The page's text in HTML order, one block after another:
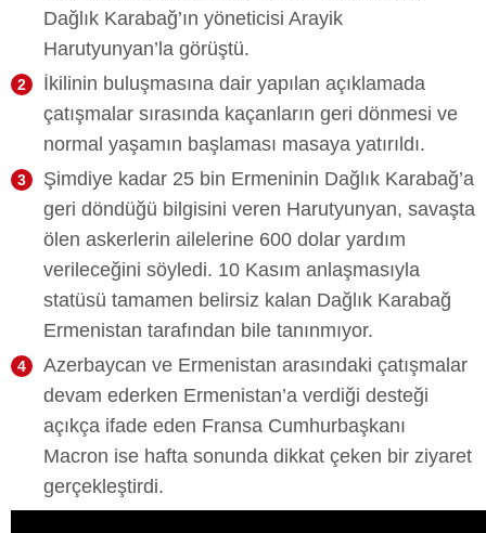
Dağlık Karabağ’ın yöneticisi Arayik
Harutyunyan’la görüştü.
İkilinin buluşmasına dair yapılan açıklamada
çatışmalar sırasında kaçanların geri dönmesi ve
normal yaşamın başlaması masaya yatırıldı.
Şimdiye kadar 25 bin Ermeninin Dağlık Karabağ’a
geri döndüğü bilgisini veren Harutyunyan, savaşta
ölen askerlerin ailelerine 600 dolar yardım
verileceğini söyledi. 10 Kasım anlaşmasıyla
statüsü tamamen belirsiz kalan Dağlık Karabağ
Ermenistan tarafından bile tanınmıyor.
Azerbaycan ve Ermenistan arasındaki çatışmalar
devam ederken Ermenistan’a verdiği desteği
açıkça ifade eden Fransa Cumhurbaşkanı
Macron ise hafta sonunda dikkat çeken bir ziyaret
gerçekleştirdi.